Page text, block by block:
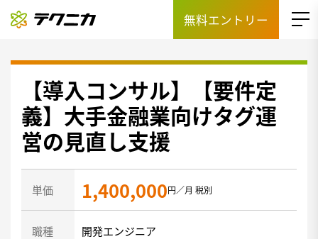
無料エントリー
【導入コンサル】【要件定
義】大手金融業向けタグ運
営の見直し支援
単価 1,400,000円／月 税別
職種 開発エンジニア